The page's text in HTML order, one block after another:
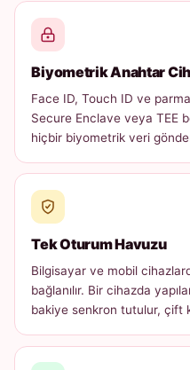
Biyometrik Anahtar
Face ID, Touch ID ve
Secure Enclave veya TEE
hiçbir biyometrik veri
Tek Oturum Havuzu
Bilgisayar ve mobil
bağlanılır. Bir cihazda
bakiye senkron tutulur, çift